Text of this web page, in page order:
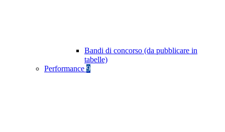
Bandi di concorso (da pubblicare in
tabelle)
Performance 9